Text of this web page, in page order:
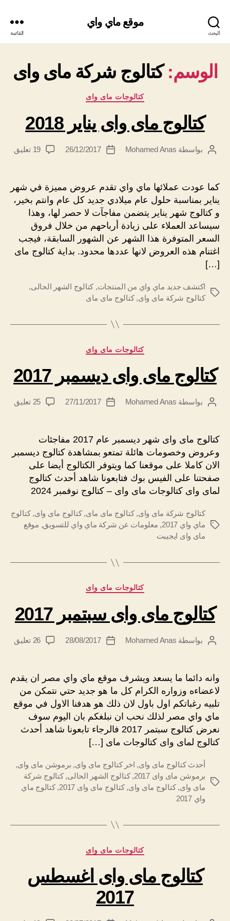
البحث
موقع ماي واي
القائمة
الوسم: كتالوج شركة ماى واى
التصنيفات
كتالوجات ماى واى
كتالوج ماى واى يناير 2018
كاتببواسطة Mohamed Anas
تاريخ26/12/2017 19 تعليق
يناير
كما عودت عملائها ماي واي تقدم عروض مميزة في شهر
يناير بمناسبة حلول عام ميلادي جديد كل عام وانتم بخير،
و كتالوج شهر يناير يتضمن مفاجآت لا حصر لها، وهذا
سيساعد العملاء على زيادة أرباحهم من خلال فروق
السعر المتوفرة هذا الشهر عن الشهور السابقة، فيجب
اغتنام هذه العروض لانها عددها محدود. بداية كتالوج ماى
[…]
الوسوم
اكتشف جديد ماي واي من المنتجات, كتالوج الشهر الحالى,
كتالوج شركة ماى واى,كتالوج ماى ماى
التصنيفات
كتالوجات ماى واى
كتالوج ماى واى ديسمبر 2017
كاتببواسطة Mohamed Anas
تاريخ27/11/2017 25 تعليق
كتالوج ماى واى شهر ديسمبر عام 2017 مفاجئات
وعروض وخصومات هائلة تمتعو بمشاهدة كتالوج ديسمبر
الان كاملا على موقعنا كما ويتوفر الكتالوج أيضا على
صفحتنا على الفيس بوك فتابعونا شاهد أحدث كتالوج
لماى واى كتالوجات ماى واى – كتالوج نوفمبر 2024
الوسوم
كتالوج شركة ماى واى,كتالوج ماى ماى,كتالوج ماى واى,كتالوج
ماي واي 2017
, معلومات عن شركة ماي واي للتسويق, موقع
ماى واى ايجيبت
التصنيفات
كتالوجات ماى واى
كتالوج ماى واى سبتمبر 2017
كاتببواسطة Mohamed Anas
تاريخ28/08/2017 26 تعليق
وانه دائما ما يسعد ويشرف موقع ماي واي مصر ان يقدم
لاعضاءه وزواره الكرام كل ما هو جديد حتي نتمكن من
تلبيه رغباتكم اول باول لان ذلك هو هدفنا الاول في موقع
ماي واي مصر لذلك نحب ان نبلغكم بان اليوم سوف
نعرض كتالوج سبتمر 2017 فالرجاء تابعونا شاهد أحدث
كتالوج لماى واى كتالوجات ماى […]
الوسوم
أحدث كتالوج ماى واى, اخر كتالوج ماى واى, برموشن ماى واى,
برموشن ماى واى 2017
,كتالوج الشهر الحالى,كتالوج شركة
ماى واى,كتالوج ماى واى,كتالوج ماى واى 2017 ,كتالوج ماي
واي 2017
التصنيفات
كتالوجات ماى واى
كتالوج ماى واى اغسطس
2017